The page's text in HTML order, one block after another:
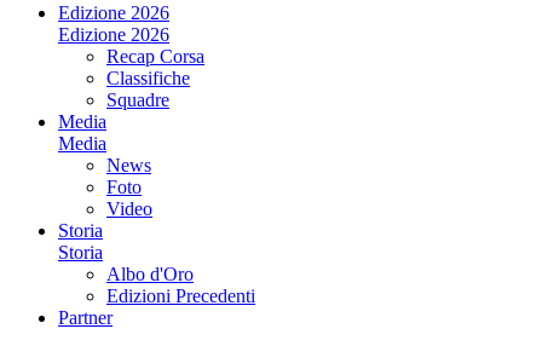
Edizione 2026
Edizione 2026
Recap Corsa
Classifiche
Squadre
Media
Media
News
Foto
Video
Storia
Storia
Albo d'Oro
Edizioni Precedenti
Partner